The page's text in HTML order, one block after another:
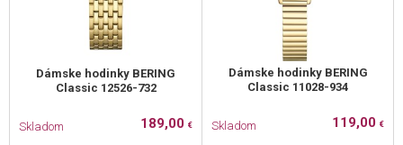
Dámske hodinky BERING
Classic 12526-732
Skladom 189,00 €
Dámske hodinky BERING
Classic 11028-934
Skladom 119,00 €